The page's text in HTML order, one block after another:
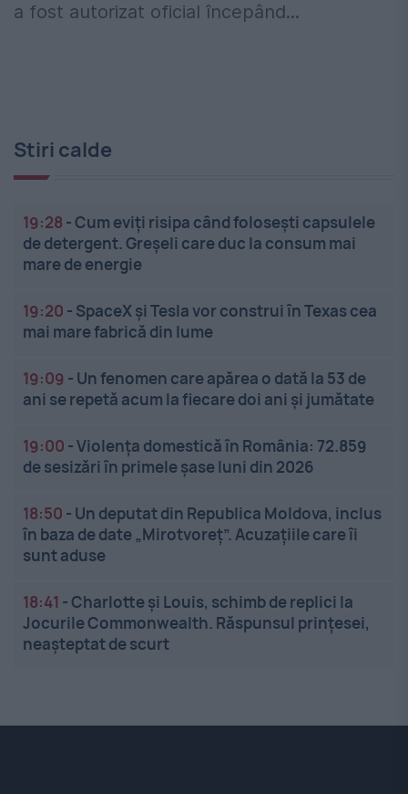
a fost autorizat oficial începând...
Stiri calde
19:28 -Cum eviți risipa când folosești capsulele
de detergent. Greșeli care duc la consum mai
mare de energie
19:20 - SpaceX și Tesla vor construi în Texas cea
mai mare fabrică din lume
19:09 - Un fenomen care apărea o dată la 53 de
ani se repetă acum la fiecare doi ani și jumătate
19:00 -Violența domestică în România: 72.859
de sesizări în primele șase luni din 2026
18:50 - Un deputat din Republica Moldova, inclus
în baza de date „Mirotvoreț”. Acuzațiile care îi
sunt aduse
18:41 -Charlotte și Louis, schimb de replici la
Jocurile Commonwealth. Răspunsul prințesei,
neașteptat de scurt